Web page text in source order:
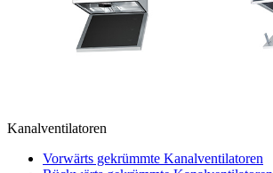
Kanalventilatoren
Vorwärts gekrümmte Kanalventilatoren